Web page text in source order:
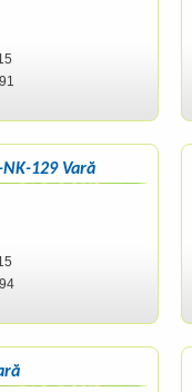
91
129 Vară
94